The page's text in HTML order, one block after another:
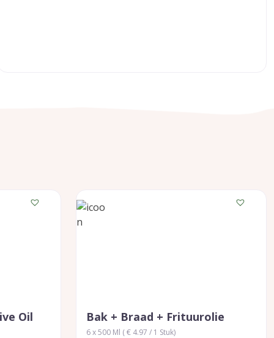
Oil Bak + Braad + Frituurolie
6 x 500 Ml ( € 4.97 / 1 Stuk)